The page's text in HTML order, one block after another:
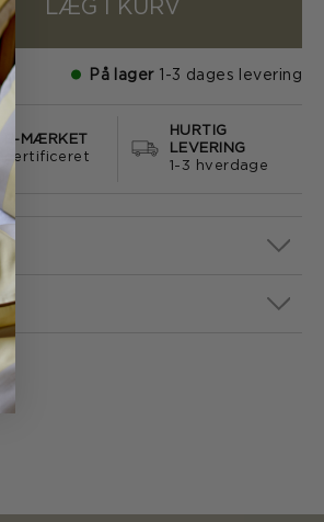
LÆG I KURV
På lager 1-3 dages levering
E-MÆRKET
certificeret
HURTIG
LEVERING
1-3 hverdage